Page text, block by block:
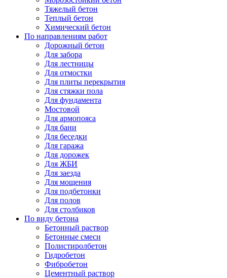
Тяжелый бетон
Теплый бетон
Химический бетон
По направлениям работ
Дорожный бетон
Для забора
Для лестницы
Для отмостки
Для плиты перекрытия
Для стяжки пола
Для фундамента
Мостовой
Для армопояса
Для бани
Для беседки
Для гаража
Для дорожек
Для ЖБИ
Для заезда
Для мощения
Для подбетонки
Для полов
Для столбиков
По виду бетона
Бетонный раствор
Бетонные смеси
Полистиролбетон
Гидробетон
Фибробетон
Цементный раствор